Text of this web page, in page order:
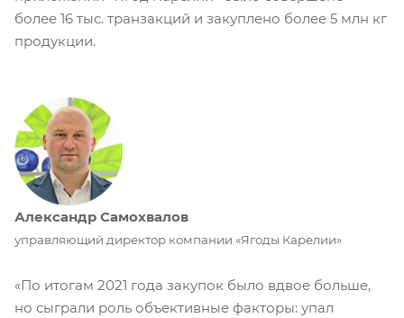
более 16 тыс. транзакций и закуплено более 5 млн кг
продукции.
Александр Самохвалов
управляющий директор компании «Ягоды Карелии»
«По итогам 2021 года закупок было вдвое больше,
но сыграли роль объективные факторы: упал